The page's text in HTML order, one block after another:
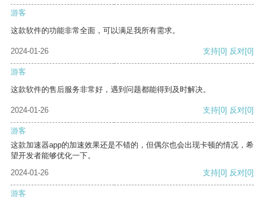
游客
这款软件的功能非常全面，可以满足我所有需求。
2024-01-26 支持[0] 反对[0]
游客
这款软件的售后服务非常好，遇到问题都能得到及时解决。
2024-01-26 支持[0] 反对[0]
游客
这款加速器app的加速效果还是不错的，但偶尔也会出现卡顿的情况，希
望开发者能够优化一下。
2024-01-26
支持[0] 反对[0]
游客